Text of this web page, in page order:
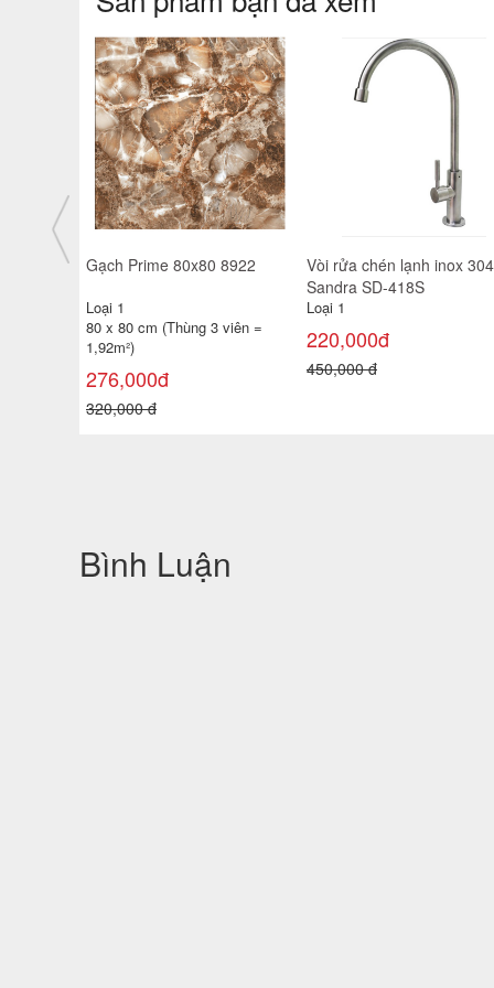
Vòi rửa chén lạnh inox 304
Loại 1
220,000đ
450,000 đ
Vòi rửa chén nóng lạnh inox
304 Sandra SD-314
Loại 1
900,000đ
1,400,000 đ
Bình Luận